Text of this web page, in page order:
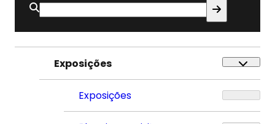
Buscar
por:
Exposições
Exposições